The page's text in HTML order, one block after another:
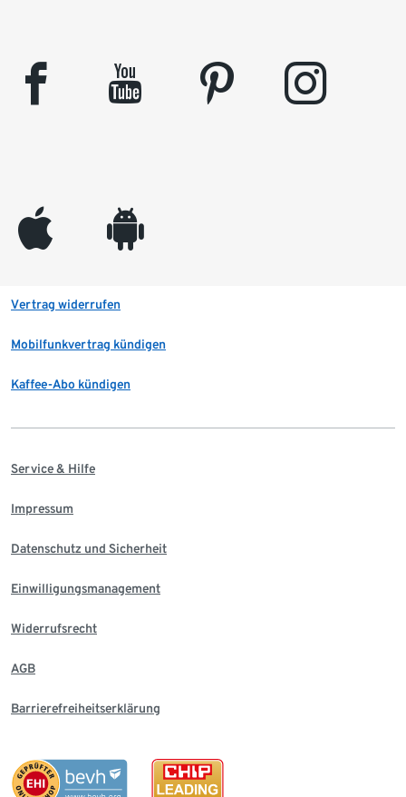
facebook youtube pinterest instagram
appleinc android
Vertrag widerrufen
Mobilfunkvertrag kündigen
Kaffee-Abo kündigen
Service & Hilfe
Impressum
Datenschutz und Sicherheit
Einwilligungsmanagement
Widerrufsrecht
AGB
Barrierefreiheitserklärung